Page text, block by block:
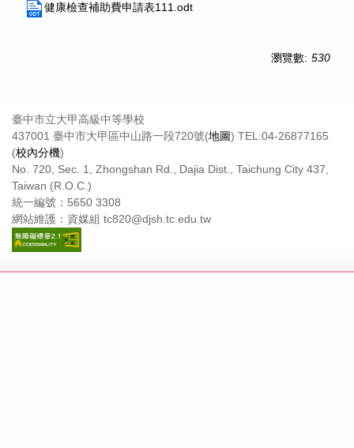
健康檢查補助費申請表111.odt
瀏覽數: 530
臺中市立大甲高級中等學校
437001 臺中市大甲區中山路一段720號(地圖) TEL:04-26877165
(校內分機)
No. 720, Sec. 1, Zhongshan Rd., Dajia Dist., Taichung City 437,
Taiwan (R.O.C.)
統一編號：5650 3308
網站維護：資媒組 tc820@djsh.tc.edu.tw